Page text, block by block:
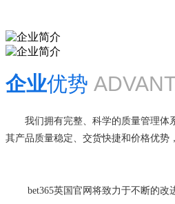
企业优势
我们拥有完整、科学的质量管理体
其产品质量稳定、交货快捷和价格优势
bet365英国官网将致力于不断的改进